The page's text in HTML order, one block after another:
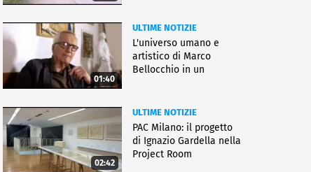
01:40
ULTIME NOTIZIE
L'universo umano e
artistico di Marco
Bellocchio in un
02:42
ULTIME NOTIZIE
PAC Milano: il progetto
di Ignazio Gardella nella
Project Room